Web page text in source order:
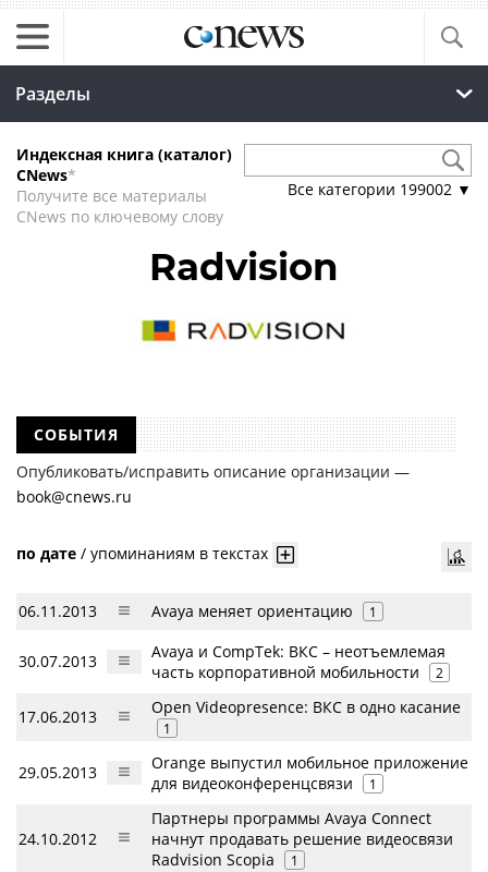
Разделы
Индексная книга (каталог)
CNews*
Получите все материалы
CNews по ключевому слову
Все категории 199002 ▼
Radvision
СОБЫТИЯ
Опубликовать/исправить описание организации —
book@cnews.ru
по дате / упоминаниям в текстах
06.11.2013 Avaya меняет ориентацию 1
30.07.2013
Avaya и CompTek: ВКС – неотъемлемая
часть корпоративной мобильности
2
17.06.2013 Open Videopresence: ВКС в одно касание
1
29.05.2013
Orange выпустил мобильное приложение
для видеоконференцсвязи
1
24.10.2012
Партнеры программы Avaya Connect
начнут продавать решение видеосвязи
Radvision Scopia
1